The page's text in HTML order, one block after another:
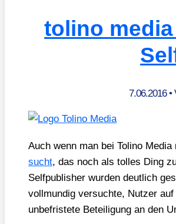
tolino
7.06.2016•
Auch wenn man bei Toli­no Media
sucht, das noch als tol­les Ding
Self­pu­blisher wur­den deut­lich
voll­mun­dig ver­such­te, Nut­zer
unbe­fris­te­te Betei­li­gung an den